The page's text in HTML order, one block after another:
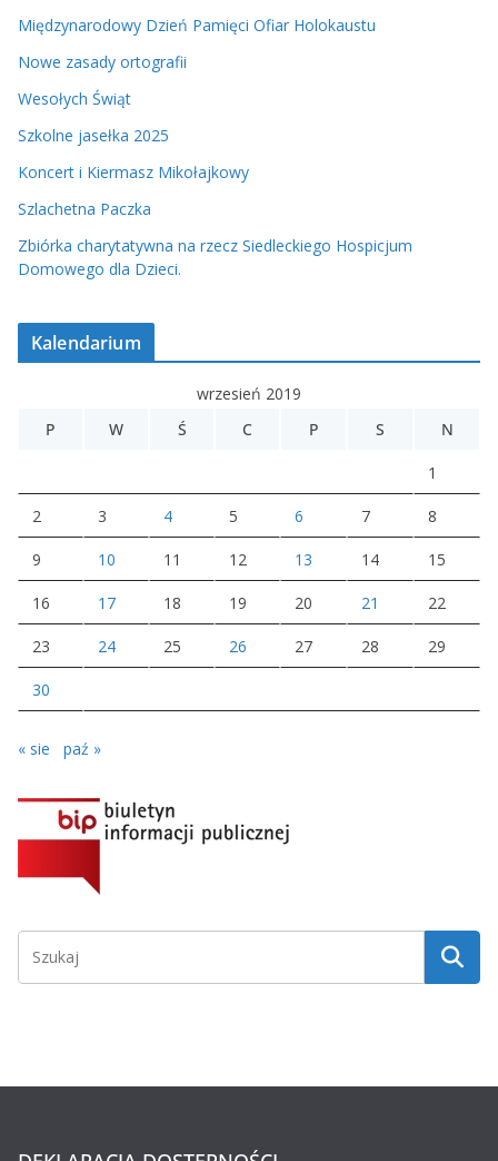
Międzynarodowy Dzień Pamięci Ofiar Holokaustu
Nowe zasady ortografii
Wesołych Świąt
Szkolne jasełka 2025
Koncert i Kiermasz Mikołajkowy
Szlachetna Paczka
Zbiórka charytatywna na rzecz Siedleckiego Hospicjum
Domowego dla Dzieci.
Kalendarium
wrzesień 2019
P
W Ś C P S N
1
2 3 4 5 6 7 8
9 10 11 12 13 14 15
16 17 18 19 20 21 22
23 24 25 26 27 28 29
30
« sie paź »